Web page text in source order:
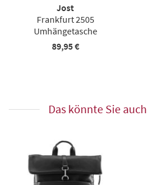
Jost
Frankfurt 2505
Umhängetasche
89,95 €
Das könnte Sie